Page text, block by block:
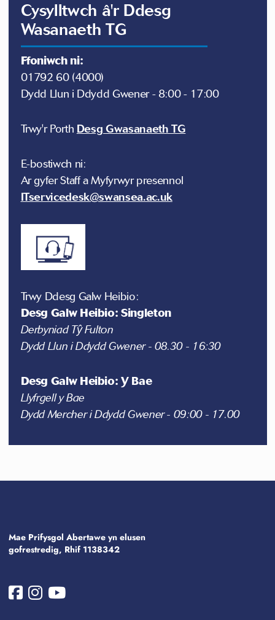
Cysylltwch â'r Ddesg
Wasanaeth TG
Ffoniwch ni:
01792 60 (4000)
Dydd Llun i Ddydd Gwener - 8:00 - 17:00
Trwy'r Porth Desg Gwasanaeth TG
E-bostiwch ni:
Ar gyfer Staff a Myfyrwyr presennol
ITservicedesk@swansea.ac.uk
Trwy Ddesg Galw Heibio:
Desg Galw Heibio: Singleton
Derbyniad Tŷ Fulton
Dydd Llun i Ddydd Gwener - 08.30 - 16:30
Desg Galw Heibio: Y Bae
Llyfrgell y Bae
Dydd Mercher i Ddydd Gwener - 09:00 - 17.00
Mae Prifysgol Abertawe yn elusen
gofrestredig, Rhif 1138342